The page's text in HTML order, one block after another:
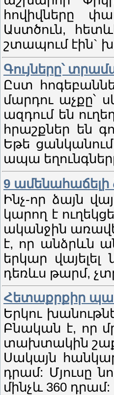
հովիվները
Աստծուն,
շտապում էին`
Գույները՝
Ըստ
մարդու աչքը՝
ազդում են
հրաշքներ են
Եթե
ապա
9 ամենահաճելի
Ինչ-որ ձայն
կարող է
ականջին
է, որ անձրևն
երկար
դեռևս թարմ,
Հետաքրքիր
Երկու
Բնական է, որ
տախտակին
Սակայն
դրամ: Մյուսը
մինչև 360 դրամ: